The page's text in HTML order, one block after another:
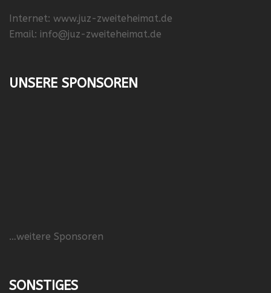
Internet: www.juz-zweiteheimat.de
Email: info@juz-zweiteheimat.de
UNSERE SPONSOREN
…weitere Sponsoren
SONSTIGES